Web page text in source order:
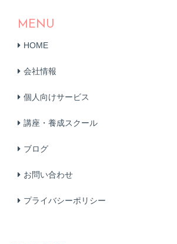
MENU
HOME
会社情報
個人向けサービス
講座・養成スクール
ブログ
お問い合わせ
プライバシーポリシー